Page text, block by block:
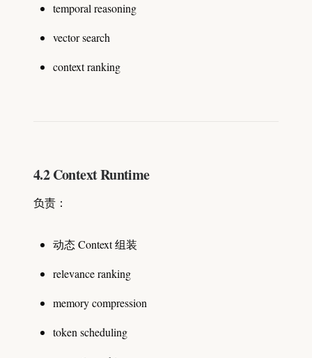
temporal reasoning
vector search
context ranking
4.2 Context Runtime
负责：
动态 Context 组装
relevance ranking
memory compression
token scheduling